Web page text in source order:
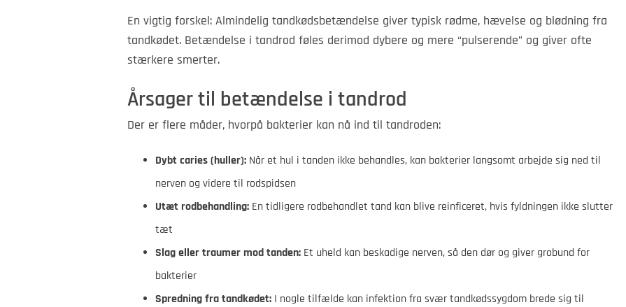
En vigtig forskel: Almindelig tandkødsbetændelse giver typisk rødme, hævelse og blødning fra
tandkødet. Betændelse i tandrod føles derimod dybere og mere “pulserende” og giver ofte
stærkere smerter.
Årsager til betændelse i tandrod
Der er flere måder, hvorpå bakterier kan nå ind til tandroden:
Dybt caries (huller):Når et hul i tanden ikke behandles, kan bakterier langsomt arbejde sig ned til
nerven og videre til rodspidsen
Utæt rodbehandling:En tidligere rodbehandlet tand kan blive reinficeret, hvis fyldningen ikke slutter
tæt
Slag eller traumer mod tanden:Et uheld kan beskadige nerven, så den dør og giver grobund for
bakterier
Spredning fra tandkødet:I nogle tilfælde kan infektion fra svær tandkødssygdom brede sig til